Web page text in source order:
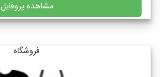
مشاهده پروفایل
فروشگاه